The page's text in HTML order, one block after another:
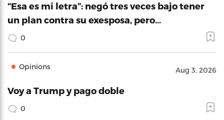
“Esa es mi letra”: negó tres veces bajo tener
un plan contra su exesposa, pero…
0
Opinions Aug 3, 2026
Voy a Trump y pago doble
0